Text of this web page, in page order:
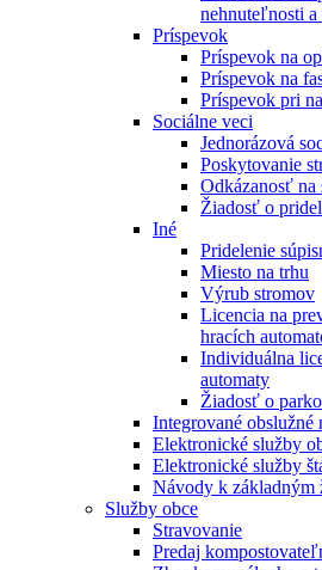
nehnuteľnosti a
Príspevok
Príspevok na
Príspevok na
Príspevok pri
Sociálne veci
Jednorázová
Poskytovanie
Odkázanosť na
Žiadosť o
Iné
Pridelenie
Miesto na trhu
Výrub stromov
Licencia na
hracích
Individuálna
automaty
Žiadosť o
Integrované obslužné
Elektronické služby
Elektronické služby
Návody k základným
Služby obce
Stravovanie
Predaj